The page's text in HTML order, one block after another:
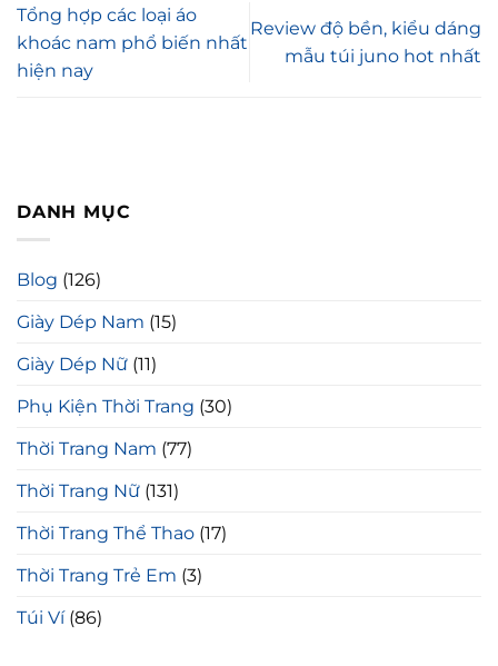
DANH MỤC
Blog (126)
Giày Dép Nam (15)
Giày Dép Nữ (11)
Phụ Kiện Thời Trang (30)
Thời Trang Nam (77)
Thời Trang Nữ (131)
Thời Trang Thể Thao (17)
Thời Trang Trẻ Em (3)
Túi Ví(86)
Tổng hợp các loại áo
khoác nam phổ biến nhất
hiện nay
Review độ bền, kiểu dáng
mẫu túi juno hot nhất